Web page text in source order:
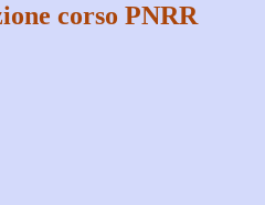
corso PNRR